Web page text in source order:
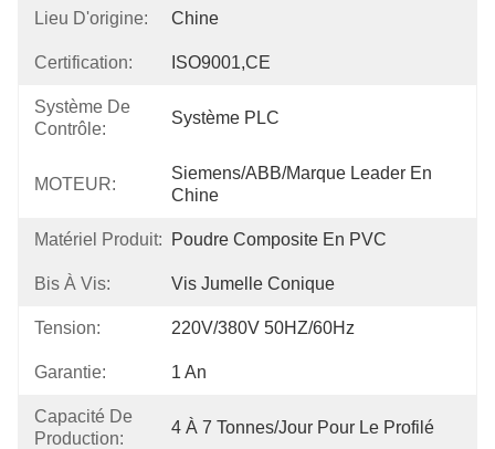
Lieu D'origine: Chine
Certification: ISO9001,CE
Système De
Contrôle:
Système PLC
MOTEUR:
Siemens/ABB/marque Leader En
Chine
Matériel Produit: Poudre Composite En PVC
Bis À Vis: Vis Jumelle Conique
Tension: 220V/380V 50HZ/60Hz
Garantie: 1 An
Capacité De
Production:
4 À 7 Tonnes/jour Pour Le Profilé